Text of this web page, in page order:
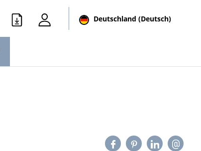
Deutschland (Deutsch)